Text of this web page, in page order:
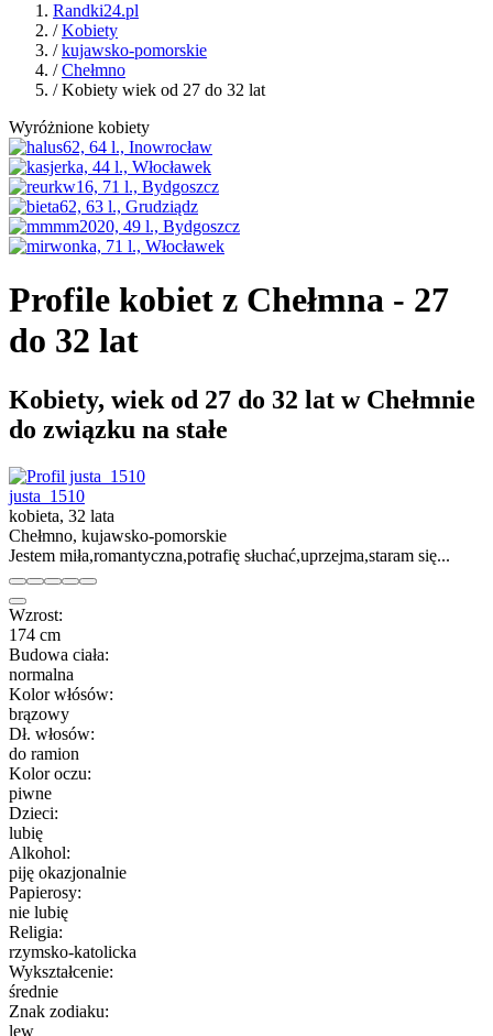
Randki24.pl
/Kobiety
/kujawsko-pomorskie
/Chełmno
/ Kobiety wiek od 27 do 32 lat
Wyróżnione kobiety
Profile kobiet z Chełmna - 27
do 32 lat
Kobiety, wiek od 27 do 32 lat w Chełmnie
do związku na stałe
justa_1510
kobieta, 32 lata
Chełmno, kujawsko-pomorskie
Jestem miła,romantyczna,potrafię słuchać,uprzejma,staram się...
Wzrost:
174 cm
Budowa ciała:
normalna
Kolor włósów:
brązowy
Dł. włosów:
do ramion
Kolor oczu:
piwne
Dzieci:
lubię
Alkohol:
piję okazjonalnie
Papierosy:
nie lubię
Religia:
rzymsko-katolicka
Wykształcenie:
średnie
Znak zodiaku:
lew